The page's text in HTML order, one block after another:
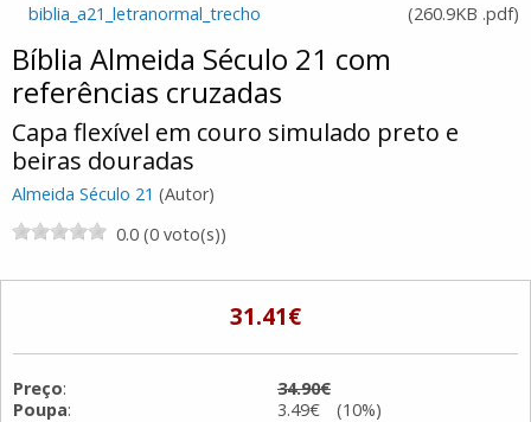
biblia_a21_letranormal_trecho (260.9KB .pdf)
Bíblia Almeida Século 21 com
referências cruzadas
Capa flexível em couro simulado preto e
beiras douradas
Almeida Século 21 (Autor)
0.0 (0 voto(s))
31.41€
Preço:
34.90€
Poupa: 3.49€ (10%)